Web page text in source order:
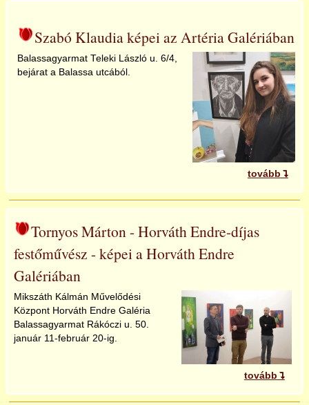
2023
2024Szabó Klaudia képei az Artéria Galériában
tovább
Balassagyarmat Teleki László u. 6/4,
bejárat a Balassa utcából.
Tornyos Márton - Horváth Endre-díjas
festőművész - képei a Horváth Endre
Galériában
tovább
Mikszáth Kálmán Művelődési
Központ Horváth Endre Galéria
Balassagyarmat Rákóczi u. 50.
január 11-február 20-ig.